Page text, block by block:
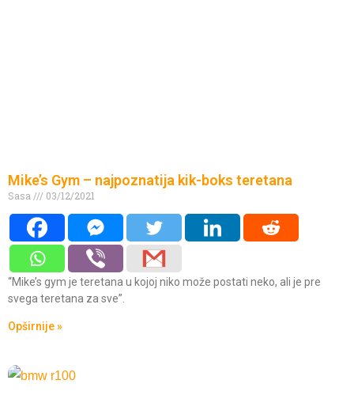
Mike’s Gym – najpoznatija kik-boks teretana
Sasa 03/12/2021
“Mike’s gym je teretana u kojoj niko može postati neko, ali je pre
svega teretana za sve”.
Opširnije »